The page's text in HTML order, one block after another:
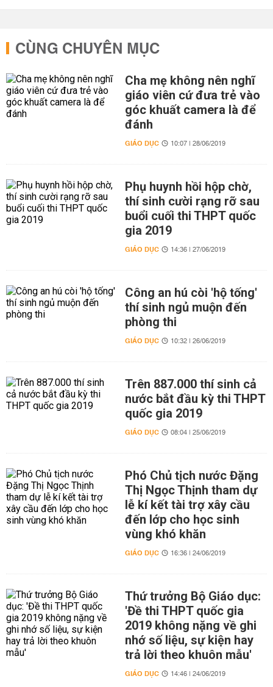
CÙNG CHUYÊN MỤC
Cha mẹ không nên nghĩ
giáo viên cứ đưa trẻ vào
góc khuất camera là để
đánh
GIÁO DỤC 10:07 | 28/06/2019
Phụ huynh hồi hộp chờ,
thí sinh cười rạng rỡ sau
buổi cuối thi THPT quốc
gia 2019
GIÁO DỤC 14:36 | 27/06/2019
Công an hú còi 'hộ tống'
thí sinh ngủ muộn đến
phòng thi
GIÁO DỤC 10:32 | 26/06/2019
Trên 887.000 thí sinh cả
nước bắt đầu kỳ thi THPT
quốc gia 2019
GIÁO DỤC 08:04 | 25/06/2019
Phó Chủ tịch nước Đặng
Thị Ngọc Thịnh tham dự
lễ kí kết tài trợ xây cầu
đến lớp cho học sinh
vùng khó khăn
GIÁO DỤC 16:36 | 24/06/2019
Thứ trưởng Bộ Giáo dục:
'Đề thi THPT quốc gia
2019 không nặng về ghi
nhớ số liệu, sự kiện hay
trả lời theo khuôn mẫu'
GIÁO DỤC 14:46 | 24/06/2019